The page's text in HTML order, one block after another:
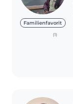
Familienfavorit
(1)